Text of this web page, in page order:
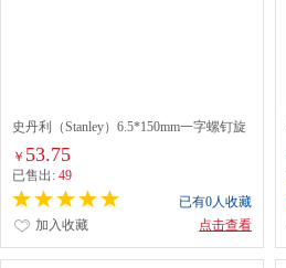
史丹利（Stanley）6.5*150mm一字螺钉旋
具（65-096-14）
￥ 53.75
已售出: 49
已有0人收藏
点击查看
加入收藏